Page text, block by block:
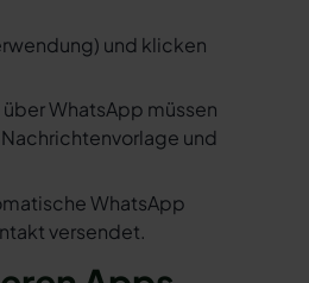
und klicken
WhatsApp müssen
und
WhatsApp
versendet.